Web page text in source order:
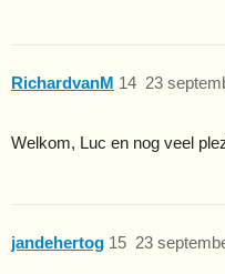
RichardvanM 23
14
Welkom, Luc en nog veel
jandehertog 23
15